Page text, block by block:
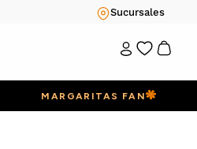
Sucursales
MARGARITAS FAN